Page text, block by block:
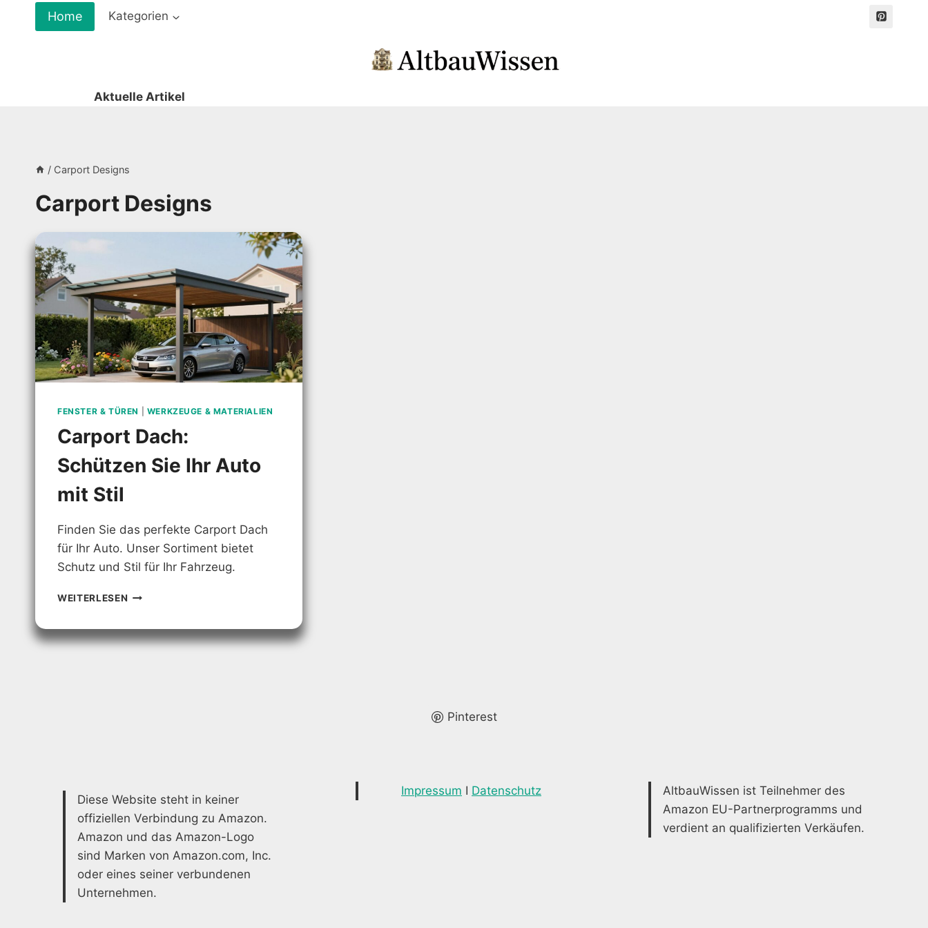
Home Kategorien
Aktuelle Artikel
/ Carport Designs
Carport Designs
FENSTER & TÜREN WERKZEUGE & MATERIALIEN
Carport Dach:
Schützen Sie Ihr Auto
mit Stil
Finden Sie das perfekte Carport Dach
für Ihr Auto. Unser Sortiment bietet
Schutz und Stil für Ihr Fahrzeug.
WEITERLESEN CARPORT
SIE
Pinterest
Diese Website steht in keiner
offiziellen Verbindung zu Amazon.
Amazon und das Amazon-Logo
sind Marken von Amazon.com, Inc.
oder eines seiner verbundenen
Unternehmen.
Impressum I Datenschutz
AltbauWissen ist Teilnehmer des
Amazon EU-Partnerprogramms und
verdient an qualifizierten Verkäufen.